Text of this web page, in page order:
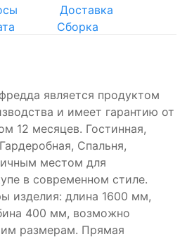
Доставка
Сборка
является продуктом
и имеет гарантию от
12 месяцев. Гостинная,
Спальня,
местом для
в современном стиле.
изделия: длина 1600 мм,
400 мм, возможно
размерам. Прямая